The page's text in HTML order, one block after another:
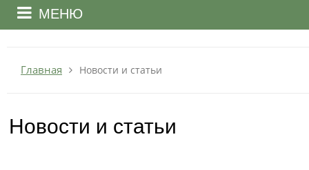
Заказать звонок
ЗАБРОНИРОВАТЬ
МЕНЮ
Главная Новости и статьи
Новости и статьи